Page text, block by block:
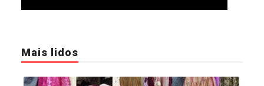
Mais lidos